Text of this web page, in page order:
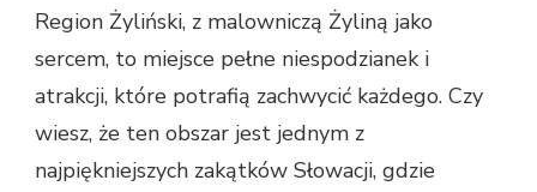
Region Żyliński, z malowniczą Żyliną jako
sercem, to miejsce pełne niespodzianek i
atrakcji, które potrafią zachwycić każdego. Czy
wiesz, że ten obszar jest jednym z
najpiękniejszych zakątków Słowacji, gdzie